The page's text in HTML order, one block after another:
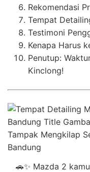
Rekomendasi
Tempat
Testimoni
Kenapa Harus
Penutup:
Kinclong!
🚗✨ Mazda 2